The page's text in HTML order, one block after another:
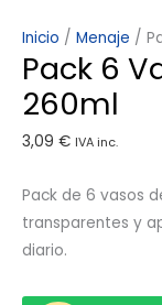
Inicio / Menaje /
Pack 6
260ml
3,09 € IVA inc.
Pack de 6 vasos
transparentes y
diario.